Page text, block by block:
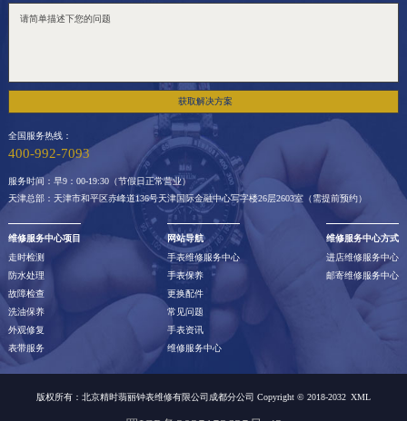
获取解决方案
全国服务热线：
400-992-7093
服务时间：早9：00-19:30（节假日正常营业）
天津总部：天津市和平区赤峰道136号天津国际金融中心写字楼26层2603室（需提前预约）
维修服务中心项目
走时检测
防水处理
故障检查
洗油保养
外观修复
表带服务
网站导航
手表维修服务中心
手表保养
更换配件
常见问题
手表资讯
维修服务中心
维修服务中心方式
进店维修服务中心
邮寄维修服务中心
版权所有：北京精时翡丽钟表维修有限公司成都分公司 Copyright © 2018-2032 XML